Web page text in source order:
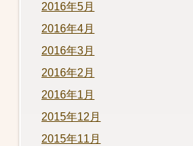
2016年5月
2016年4月
2016年3月
2016年2月
2016年1月
2015年12月
2015年11月